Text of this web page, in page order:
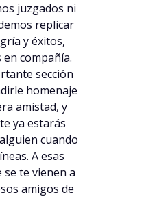
juzgados ni
replicar
y éxitos,
compañía.
sección
homenaje
amistad, y
ya estarás
cuando
A esas
te vienen a
amigos de